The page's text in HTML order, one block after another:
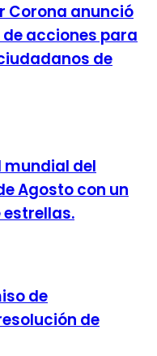
Corona anunció
de acciones para
de
del
Agosto con un
de
de